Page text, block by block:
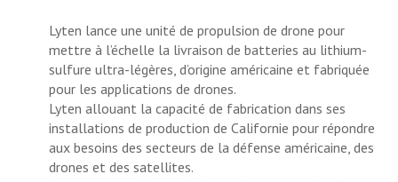
Lyten lance une unité de propulsion de drone pour
mettre à l’échelle la livraison de batteries au lithium-
sulfure ultra-légères, d’origine américaine et fabriquée
pour les applications de drones.
Lyten allouant la capacité de fabrication dans ses
installations de production de Californie pour répondre
aux besoins des secteurs de la défense américaine, des
drones et des satellites.